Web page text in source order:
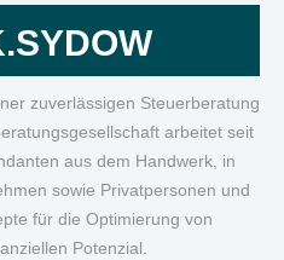
zuverlässigen Steuerberatung
arbeitet seit
aus dem Handwerk, in
sowie Privatpersonen und
für die Optimierung von
Potenzial.